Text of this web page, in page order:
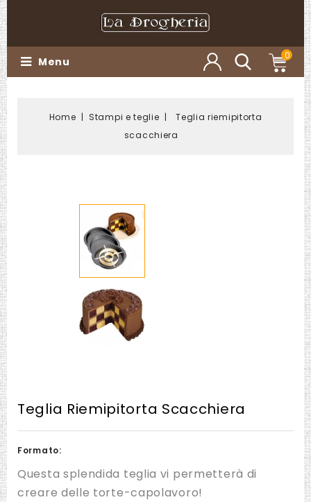
0
Menu
Home Stampi e teglie
Teglia riemipitorta
scacchiera
Teglia Riemipitorta Scacchiera
Formato:
Questa splendida teglia vi permetterà di
creare delle torte-capolavoro!